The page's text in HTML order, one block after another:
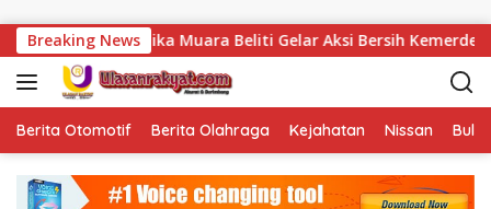
Breaking NewsMuara Beliti Gelar Aksi Bersih Kemerdekaan
Berita Otomotif Berita Olahraga Kejahatan Nissan